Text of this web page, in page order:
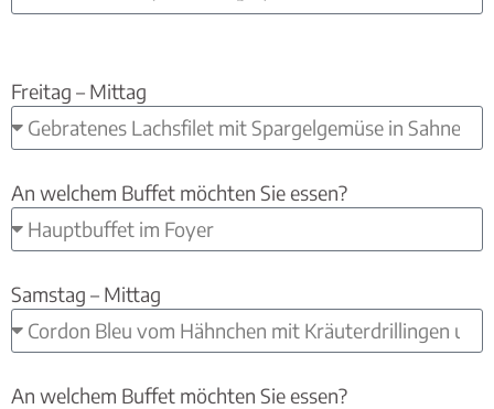
Freitag – Mittag
An welchem Buffet möchten Sie essen?
Samstag – Mittag
An welchem Buffet möchten Sie essen?